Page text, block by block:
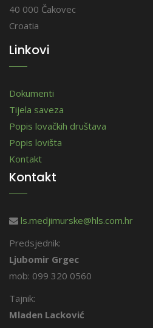
40 000 Čakovec
Croatia
Linkovi
Dokumenti
Tijela saveza
Popis lovačkih društava
Popis lovišta
Kontakt
Kontakt
ls.medjimurske@hls.com.hr
Predsjednik:
Ljubomir Grgec
mob: 099 320 0560
Tajnik:
Mladen Lacković